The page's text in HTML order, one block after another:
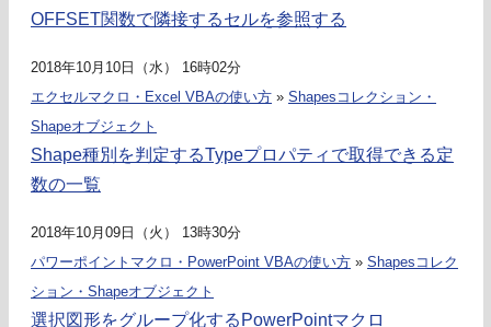
OFFSET関数で隣接するセルを参照する
2018年10月10日（水） 16時02分
エクセルマクロ・Excel VBAの使い方 » Shapesコレクション・
Shapeオブジェクト
Shape種別を判定するTypeプロパティで取得できる定
数の一覧
2018年10月09日（火） 13時30分
パワーポイントマクロ・PowerPoint VBAの使い方 » Shapesコレク
ション・Shapeオブジェクト
選択図形をグループ化するPowerPointマクロ